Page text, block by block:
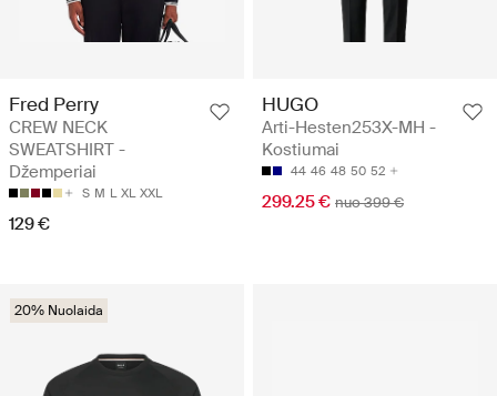
Fred Perry
CREW NECK
SWEATSHIRT -
Džemperiai
S M L XL XXL
129 €
HUGO
Arti-Hesten253X-MH -
Kostiumai
44 46 48 50 52
299.25 € nuo 399 €
20% Nuolaida